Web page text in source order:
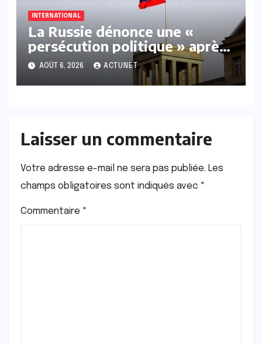
INTERNATIONAL
La Russie dénonce une «
persécution politique » après
l’expulsion de la chroniqueuse
Xenia Fedorova par la France
AOÛT 6, 2026 ACTUNET
Laisser un commentaire
Votre adresse e-mail ne sera pas publiée. Les
champs obligatoires sont indiqués avec *
Commentaire *